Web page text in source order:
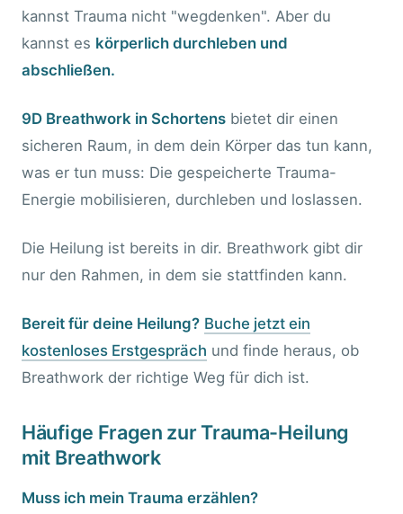
kannst Trauma nicht "wegdenken". Aber du
kannst es körperlich durchleben und
abschließen.
9D Breathwork in Schortens bietet dir einen
sicheren Raum, in dem dein Körper das tun kann,
was er tun muss: Die gespeicherte Trauma-
Energie mobilisieren, durchleben und loslassen.
Die Heilung ist bereits in dir. Breathwork gibt dir
nur den Rahmen, in dem sie stattfinden kann.
Bereit für deine Heilung? Buche jetzt ein
kostenloses Erstgespräch und finde heraus, ob
Breathwork der richtige Weg für dich ist.
Häufige Fragen zur Trauma-Heilung
mit Breathwork
Muss ich mein Trauma erzählen?